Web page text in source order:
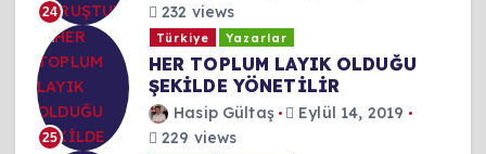
24
232 views
25
Türkiye Yazarlar
HER TOPLUM LAYIK OLDUĞU
ŞEKİLDE YÖNETİLİR
Hasip Gültaş
Eylül 14, 2019
229 views